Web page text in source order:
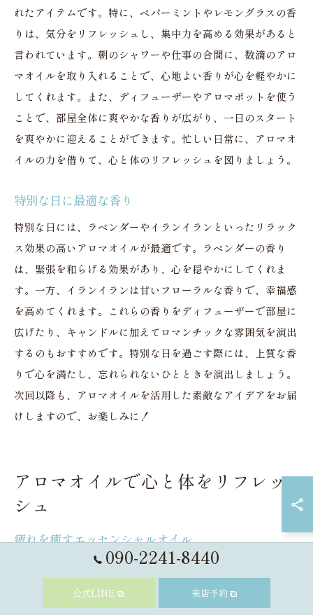
れたアイテムです。特に、ペパーミントやレモングラスの香
りは、気分をリフレッシュし、集中力を高める効果があると
言われています。朝のシャワーや仕事の合間に、数滴のアロ
マオイルを取り入れることで、心地よい香りが心を軽やかに
してくれます。また、ディフューザーやアロマポットを使う
ことで、部屋全体に爽やかな香りが広がり、一日のスタート
を爽やかに迎えることができます。忙しい日常に、アロマオ
イルの力を借りて、心と体のリフレッシュを図りましょう。
特別な日に最適な香り
特別な日には、ラベンダーやイランイランといったリラック
ス効果の高いアロマオイルが最適です。ラベンダーの香り
は、緊張を和らげる効果があり、心を穏やかにしてくれま
す。一方、イランイランは甘いフローラルな香りで、幸福感
を高めてくれます。これらの香りをディフューザーで部屋に
広げたり、キャンドルに加えてロマンチックな雰囲気を演出
するのもおすすめです。特別な日を過ごす際には、上質な香
りで心を満たし、忘れられないひとときを演出しましょう。
次回以降も、アロマオイルを活用した素敵なアイデアをお届
けしますので、お楽しみに！
アロマオイルで心と体をリフレッ
シュ
疲れを癒すエッセンシャルオイル
エッセンシャルオイルは、その香りの力で心身の疲れを癒す
効果があります。特に、ラベンダーやペパーミントはリラク
ゼーションに優れたオイルとして知られています。ラベンダ
090-2241-8440
公式LINE 来店予約